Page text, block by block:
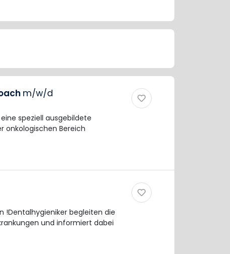
m/w/d
speziell ausgebildete
onkologischen Bereich
!Dentalhygieniker begleiten die
und informiert dabei